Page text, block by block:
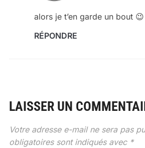
alors je t’en garde un bout 😉
RÉPONDRE
LAISSER UN
Votre adresse e-mail ne sera pas
obligatoires sont indiqués avec *